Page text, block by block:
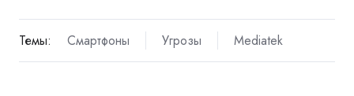
Темы: Смартфоны Угрозы Mediatek